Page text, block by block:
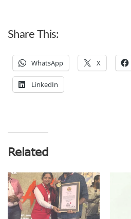
Share This:
WhatsApp X
LinkedIn
Related